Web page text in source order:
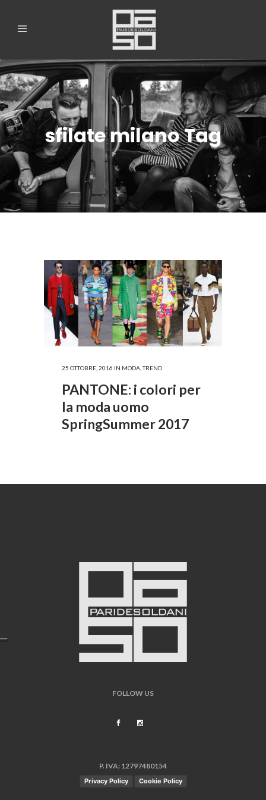
sfilate milano Tag
25 OTTOBRE, 2016 IN MODA ,TREND
PANTONE: i colori per
la moda uomo
SpringSummer 2017
FOLLOW US
P. IVA: 12797480154
Privacy Policy Cookie Policy